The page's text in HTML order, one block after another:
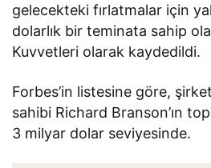
gelecekteki fırlatmalar için
dolarlık bir teminata sahip
Kuvvetleri olarak kaydedildi.
Forbes’in listesine göre,
sahibi Richard Branson’ın
3 milyar dolar seviyesinde.